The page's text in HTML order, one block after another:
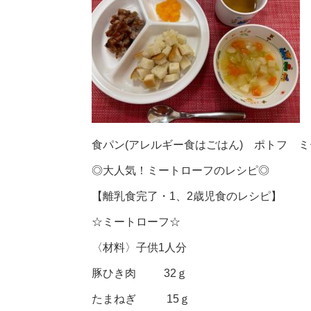
食パン(アレルギー食はごはん) ポトフ
◎大人気！ミートローフのレシピ◎
【離乳食完了・ 1 2歳児食のレシピ】
☆ ミートローフ☆
〈材料〉子供1人分
豚ひき肉 32ｇ
たまねぎ 15ｇ